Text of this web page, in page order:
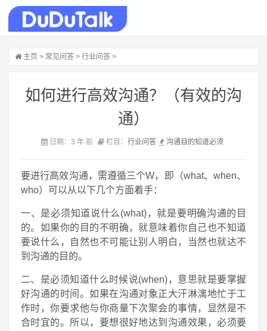
主页 > 常见问答 > 行业问答 >
如何进行高效沟通？（有效的沟
通）
日期：3 年 前 栏目： 行业问答 沟通 目的知道必须
要进行高效沟通，需遵循三个W，即（what、when、
who）可以从以下几个方面着手：
一、是必须知道说什么(what)，就是要明确沟通的目
的。如果你的目的不明确，就意味着你自己也不知道
要说什么，自然也不可能让别人明白，当然也就达不
到沟通的目的。
二、是必须知道什么时候说(when)，意思就是要掌握
好沟通的时间。如果在沟通对象正大汗淋漓地忙于工
作时，你要求他与你商量下次聚会的事情，显然是不
合时宜的。所以，要想很好地达到沟通效果，必须要